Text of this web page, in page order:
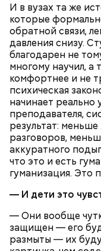
И в вузах та же
которые
обратной связи,
давления снизу.
благодарен не
многому научил, а
комфортнее и не
психическая
начинает реально
преподавателя,
результат:
разговоров,
аккуратного
что это и есть
гуманизация. Это
— И дети это
— Они вообще
защищен — его
размыты — их
К обжаренным
сладкий соус, а
Получится очень